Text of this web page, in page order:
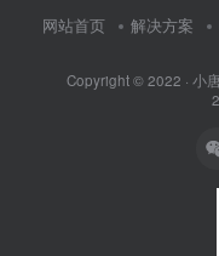
网站首页 解决方案
Copyright © 2022 · 小